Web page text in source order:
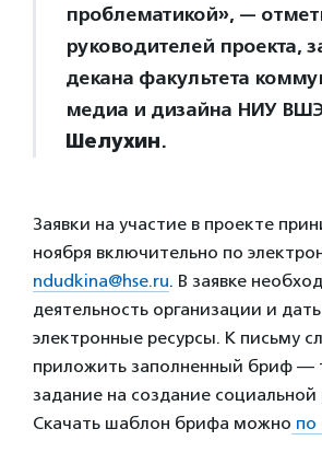
проблематикой», —
руководителей проекта,
декана факультета
медиа и дизайна НИУ
Шелухин.
Заявки на участие в проекте
ноября включительно по
ndudkina@hse.ru. В заявке
деятельность организации и
электронные ресурсы. К письму
приложить заполненный бриф —
задание на создание
Скачать шаблон брифа можно по